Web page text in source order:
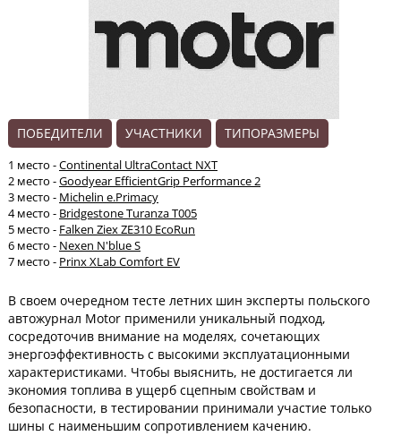
ПОБЕДИТЕЛИ УЧАСТНИКИ ТИПОРАЗМЕРЫ
1 место -Continental UltraContact NXT
2 место -Goodyear EfficientGrip Performance 2
3 место - Michelin e.Primacy
4 место - Bridgestone Turanza T005
5 место - Falken Ziex ZE310 EcoRun
6 место - Nexen N'blue S
7 место - Prinx XLab Comfort EV
В своем очередном тесте летних шин эксперты польского
автожурнал Motor применили уникальный подход,
сосредоточив внимание на моделях, сочетающих
энергоэффективность с высокими эксплуатационными
характеристиками. Чтобы выяснить, не достигается ли
экономия топлива в ущерб сцепным свойствам и
безопасности, в тестировании принимали участие только
шины с наименьшим сопротивлением качению.